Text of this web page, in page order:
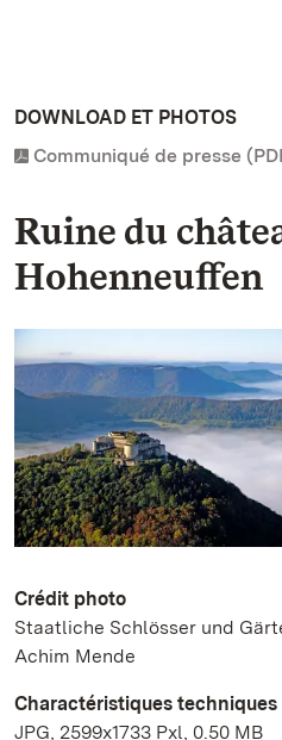
DOWNLOAD ET PHOTOS
Communiqué de presse
Ruine du
Hohenneuffen
Crédit photo
Staatliche Schlösser und
Achim Mende
Charactéristiques techniques
JPG, 2599x1733 Pxl, 0.50 MB